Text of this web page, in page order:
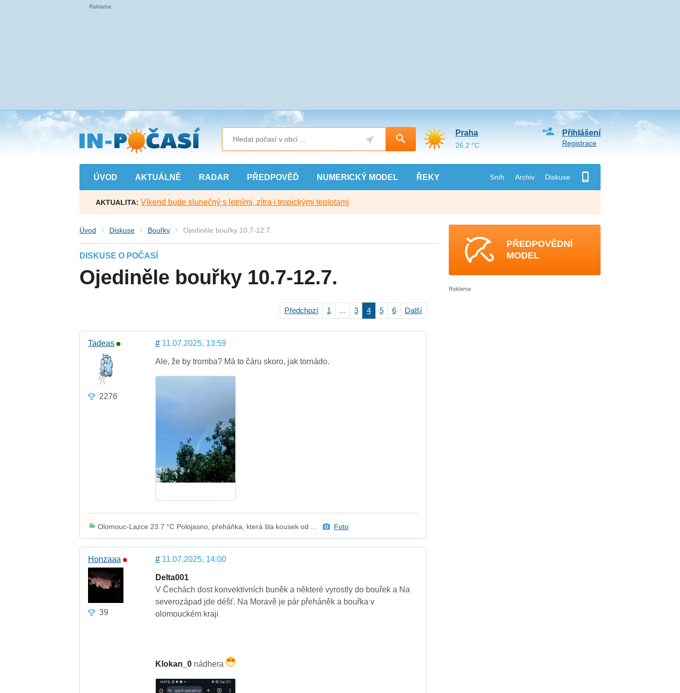
Přejít
na
hlavní
obsah
ÚVOD AKTUÁLNĚ RADAR PŘEDPOVĚĎ NUMERICKÝ MODEL ŘEKY Sníh Archiv Diskuse
Přihlášení
Registrace
Praha
26.2 °C
AKTUALITA: Víkend bude slunečný s letními, zítra i tropickými teplotami
Úvod Diskuse Bouřky Ojediněle bouřky 10.7-12.7.
DISKUSE O POČASÍ
Ojediněle bouřky 10.7-12.7.
Předchozí 1 ... 3 4 5 6 Další
Tadeas
2276
#11.07.2025, 13:59
Ale, že by tromba? Má to čáru skoro, jak tornádo.
Olomouc-Lazce 23.7 °C Polojasno, přeháňka, která šla kousek od ... Foto
Honzaaa
39
#11.07.2025, 14:00
Delta001
V Čechách dost konvektivních buněk a některé vyrostly do bouřek a Na
severozápad jde déšť. Na Moravě je pár přeháněk a bouřka v
olomouckém kraji
Klokan_0nádhera
PŘEDPOVĚDNÍ
MODEL